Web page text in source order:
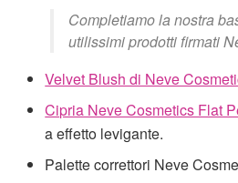
Completiamo la nostra
utilissimi prodotti firmati
Velvet Blush di Neve
Cipria Neve Cosmetics Flat
a effetto levigante.
Palette correttori Neve